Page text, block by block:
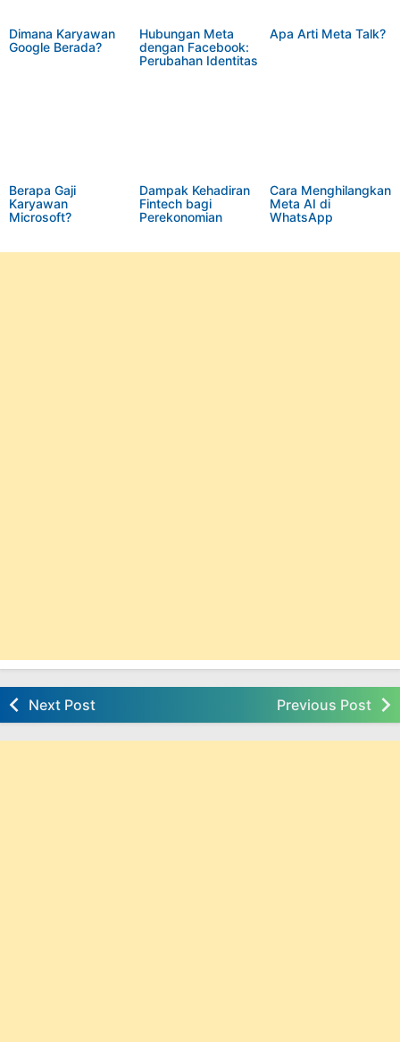
Dimana Karyawan
Google Berada?
Hubungan Meta
dengan Facebook:
Perubahan Identitas
Apa Arti Meta Talk?
Berapa Gaji
Karyawan
Microsoft?
Dampak Kehadiran
Fintech bagi
Perekonomian
Cara Menghilangkan
Meta AI di
WhatsApp
Next Post Previous Post